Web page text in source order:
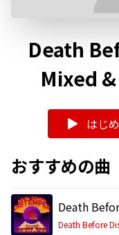
Death
Mixed
はじ
おすすめの曲